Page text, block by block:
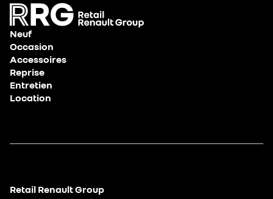
Neuf
Occasion
Accessoires
Reprise
Entretien
Location
Retail Renault Group